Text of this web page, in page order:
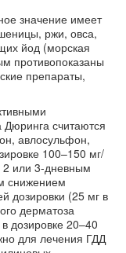
значение имеет
ржи, овса,
йод (морская
противопоказаны
препараты,
считаются
авлосульфон,
100–150 мг/
2 или 3-дневным
снижением
дозировки (25 мг в
дерматоза
дозировке 20–40
для лечения ГДД